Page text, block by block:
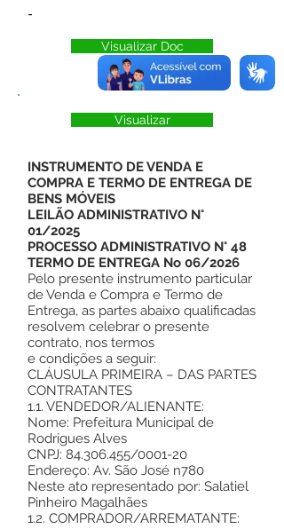
-
Visualizar Doc
Visualizar
INSTRUMENTO DE VENDA E
COMPRA E TERMO DE ENTREGA DE
BENS MÓVEIS
LEILÃO ADMINISTRATIVO N°
01/2025
PROCESSO ADMINISTRATIVO N° 48
TERMO DE ENTREGA No 06/2026
Pelo presente instrumento particular
de Venda e Compra e Termo de
Entrega, as partes abaixo qualificadas
resolvem celebrar o presente
contrato, nos termos
e condições a seguir:
CLÁUSULA PRIMEIRA – DAS PARTES
CONTRATANTES
1.1. VENDEDOR/ALIENANTE:
Nome: Prefeitura Municipal de
Rodrigues Alves
CNPJ: 84.306.455/0001-20
Endereço: Av. São José n780
Neste ato representado por: Salatiel
Pinheiro Magalhães
1.2. COMPRADOR/ARREMATANTE: